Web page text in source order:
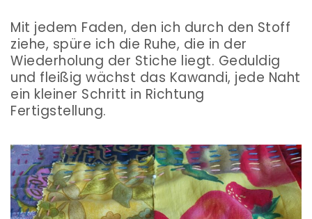
Mit jedem Faden, den ich durch den Stoff
ziehe, spüre ich die Ruhe, die in der
Wiederholung der Stiche liegt. Geduldig
und fleißig wächst das Kawandi, jede Naht
ein kleiner Schritt in Richtung
Fertigstellung.